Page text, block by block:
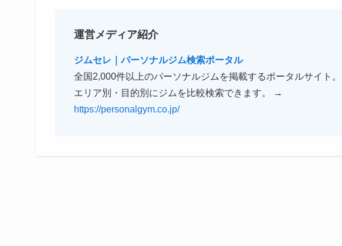
運営メディア紹介
ジムセレ｜パーソナルジム検索ポータル
全国2,000件以上のパーソナルジムを掲載するポータルサイト。
エリア別・目的別にジムを比較検索できます。
→
https://personalgym.co.jp/